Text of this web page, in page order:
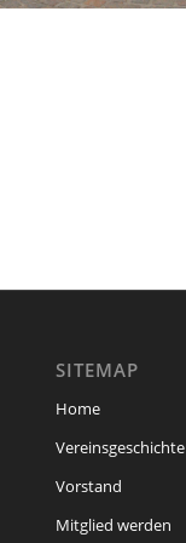
SITEMAP
Home
Vereinsgeschichte
Vorstand
Mitglied werden